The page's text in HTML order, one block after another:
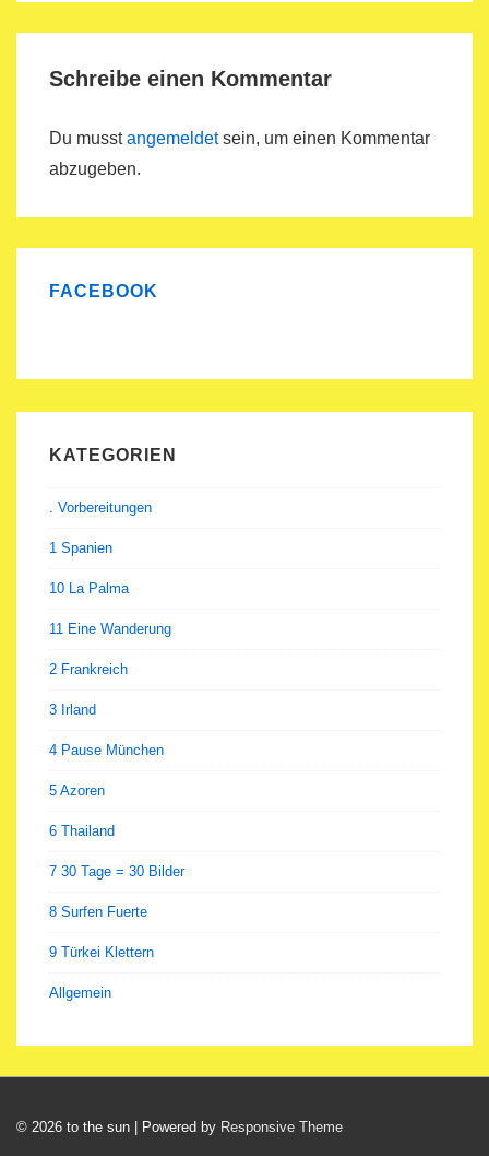
Schreibe einen Kommentar
Du musstangemeldetsein, um einen Kommentar
abzugeben.
FACEBOOK
KATEGORIEN
. Vorbereitungen
1 Spanien
10 La Palma
11 Eine Wanderung
2 Frankreich
3 Irland
4 Pause München
5 Azoren
6 Thailand
7 30 Tage = 30 Bilder
8 Surfen Fuerte
9 Türkei Klettern
Allgemein
© 2026 to the sun | Powered by Responsive Theme